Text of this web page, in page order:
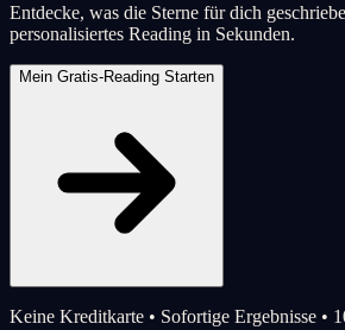
Entdecke, was die Sterne für dich
personalisiertes Reading in Sekunden.
Mein Gratis-Reading Starten
Keine Kreditkarte • Sofortige Ergebnisse •